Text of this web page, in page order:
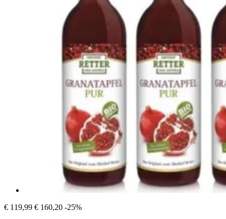
€ 119,99 € 160,20 -25%